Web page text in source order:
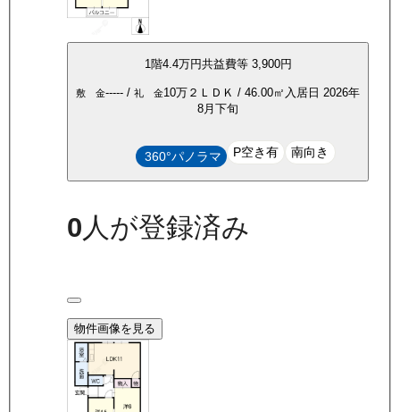
1階4.4万円共益費等 3,900円
敷 金----- / 礼 金10万 ２ＬＤＫ / 46.00㎡ 入居日 2026年
8月下旬
360°パノラマ P空き有 南向き
0人が登録済み
物件画像を見る